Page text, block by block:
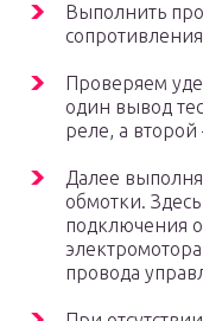
Выполнить
Проверяем
один вывод
реле, а второй
Далее
обмотки.
подключения
провода